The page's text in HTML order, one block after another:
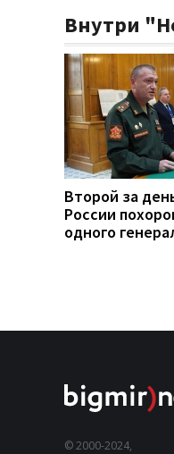
Внутри
Второй за
России
одного
© 2000-2024,